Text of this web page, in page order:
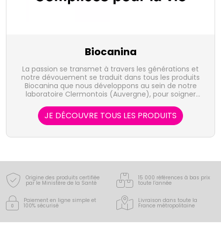
Biocanina
La passion se transmet à travers les générations et
notre dévouement se traduit dans tous les produits
Biocanina que nous développons au sein de notre
laboratoire Clermontois (Auvergne), pour soigner
qu'ils méritent.
JE DÉCOUVRE TOUS LES PRODUITS
Origine des produits certifiée
par le Ministère de la Santé
15 000 références à bas prix
toute l’année
Paiement en ligne simple et
100% sécurisé
Livraison dans toute la
France métropolitaine